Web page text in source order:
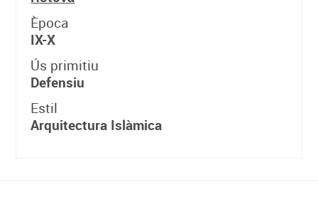
Època
IX-X
Ús primitiu
Defensiu
Estil
Arquitectura Islàmica